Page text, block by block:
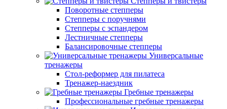
Поворотные степперы
Степперы с поручнями
Степперы с эспандером
Лестничные степперы
Балансировочные степперы
Универсальные
тренажеры
Стол-реформер для пилатеса
Тренажер-наездник
Гребные тренажеры
Профессиональные гребные тренажеры